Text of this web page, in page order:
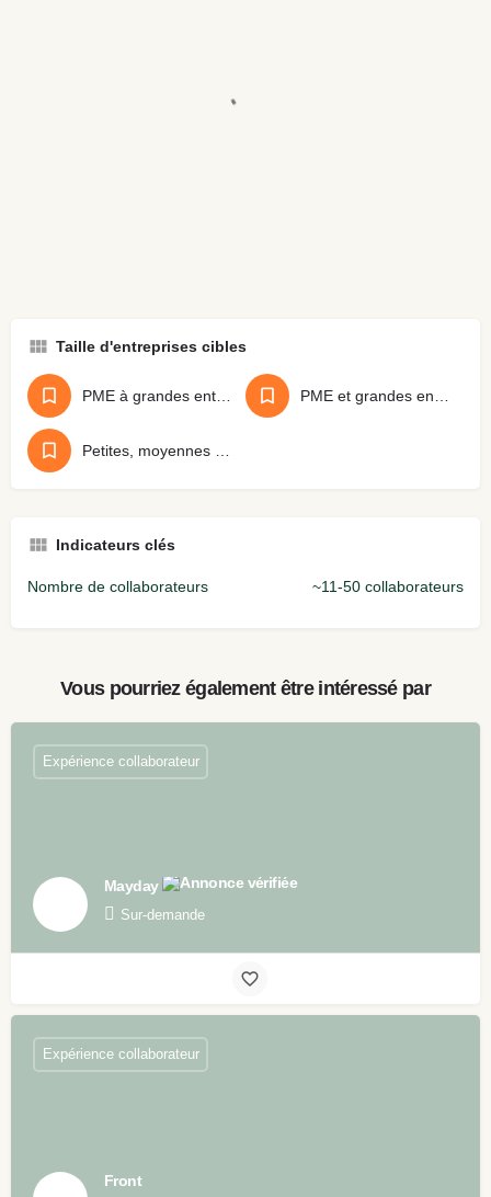
Taille d'entreprises cibles
Indicateurs clés
Nombre de collaborateurs ~11-50 collaborateurs
Vous pourriez également être intéressé par
Mayday
Sur-demande
Expérience collaborateur
Front
Expérience collaborateur